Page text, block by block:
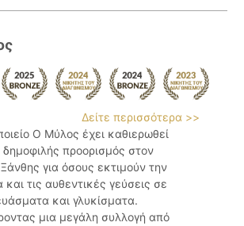
Δείτε περισσότερα >>
Ο Μύλος έχει καθιερωθεί
προορισμός στον
για όσους εκτιμούν την
και τις αυθεντικές γεύσεις σε
και γλυκίσματα.
μια μεγάλη συλλογή από